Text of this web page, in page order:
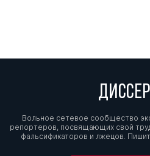
Вольное сетевое сообщество
репортеров, посвящающих свой
фальсификаторов и лжецов.